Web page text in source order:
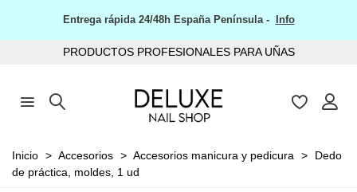
Entrega rápida 24/48h España Península - Info
PRODUCTOS PROFESIONALES PARA UÑAS
Inicio > Accesorios > Accesorios manicura y pedicura >
Dedo
de práctica, moldes, 1 ud